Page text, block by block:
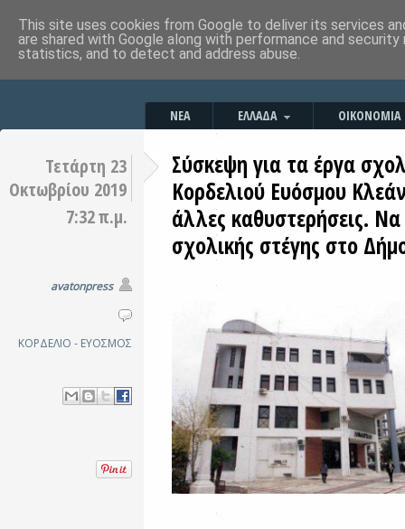
ΝΕΑ ΕΛΛΑΔΑ ΟΙΚΟΝΟΜΙΑ
Τετάρτη 23
Οκτωβρίου 2019
7:32 π.μ.
avatonpress
ΚΟΡΔΕΛΙΟ - ΕΥΟΣΜΟΣ
Σύσκεψη για τα έργα
Κορδελιού Ευόσμου
άλλες καθυστερήσεις.
σχολικής στέγης στο
This site uses cookies from Google to deliver its services
are shared with Google along with performance and
statistics, and to detect and address abuse.